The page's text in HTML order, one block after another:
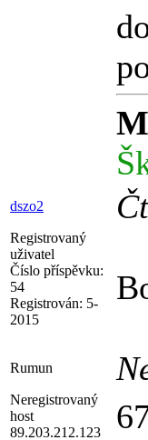
dszo2
Registrovaný
uživatel
Číslo příspěvku:
54
Registrován: 5-
2015
Rumun
Neregistrovaný
host
89.203.212.123